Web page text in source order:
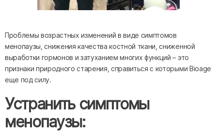
Проблемы возрастных изменений в виде симптомов
менопаузы, снижения качества костной ткани, сниженной
выработки гормонов и затуханием многих функций – это
признаки природного старения, справиться с которыми Bioage
еще под силу.
Устранить симптомы
менопаузы: